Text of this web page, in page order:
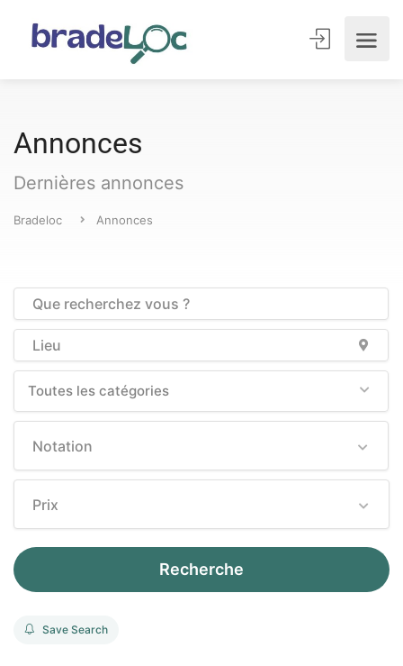
Annonces
Dernières annonces
Bradeloc Annonces
Toutes les catégories
Notation
Prix
Recherche
Save Search